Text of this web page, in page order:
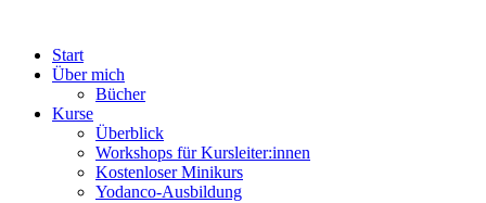
Start
Über mich
Bücher
Kurse
Überblick
Workshops für Kursleiter:innen
Kostenloser Minikurs
Yodanco-Ausbildung